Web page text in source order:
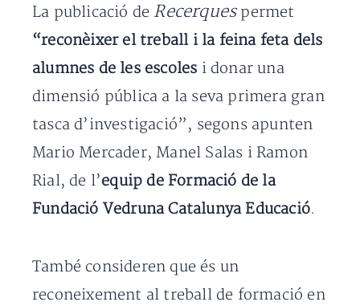
La publicació de Recerques permet
“reconèixer el treball i la feina feta dels
alumnes de les escoles i donar una
dimensió pública a la seva primera gran
tasca d’investigació”, segons apunten
Mario Mercader, Manel Salas i Ramon
Rial, de l’equip de Formació de la
Fundació Vedruna Catalunya Educació.
També consideren que és un
reconeixement al treball de formació en